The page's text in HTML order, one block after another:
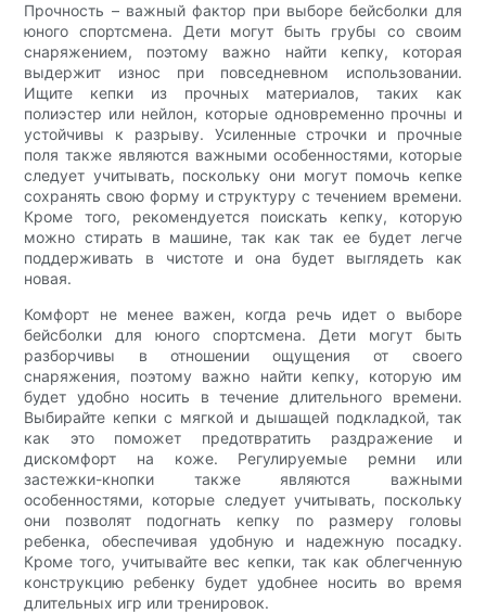
Прочность – важный фактор при выборе бейсболки для
юного спортсмена. Дети могут быть грубы со своим
снаряжением, поэтому важно найти кепку, которая
выдержит износ при повседневном использовании.
Ищите кепки из прочных материалов, таких как
полиэстер или нейлон, которые одновременно прочны и
устойчивы к разрыву. Усиленные строчки и прочные
поля также являются важными особенностями, которые
следует учитывать, поскольку они могут помочь кепке
сохранять свою форму и структуру с течением времени.
Кроме того, рекомендуется поискать кепку, которую
можно стирать в машине, так как так ее будет легче
поддерживать в чистоте и она будет выглядеть как
новая.
Комфорт не менее важен, когда речь идет о выборе
бейсболки для юного спортсмена. Дети могут быть
разборчивы в отношении ощущения от своего
снаряжения, поэтому важно найти кепку, которую им
будет удобно носить в течение длительного времени.
Выбирайте кепки с мягкой и дышащей подкладкой, так
как это поможет предотвратить раздражение и
дискомфорт на коже. Регулируемые ремни или
застежки-кнопки также являются важными
особенностями, которые следует учитывать, поскольку
они позволят подогнать кепку по размеру головы
ребенка, обеспечивая удобную и надежную посадку.
Кроме того, учитывайте вес кепки, так как облегченную
конструкцию ребенку будет удобнее носить во время
длительных игр или тренировок.